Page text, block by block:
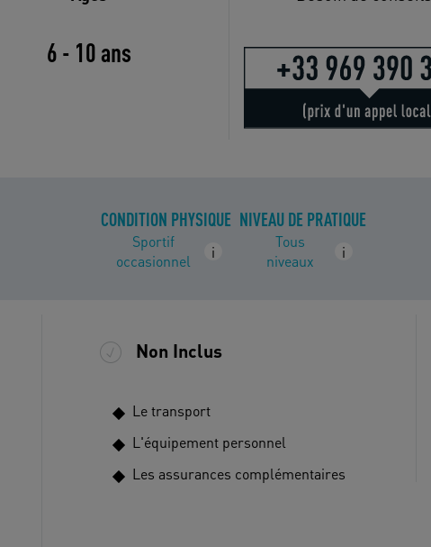
6 - 10 ans
CONDITION PHYSIQUE
Sportif
occasionnel
i
NIVEAU DE PRATIQUE
Tous
niveaux
i
Non Inclus
Le transport
L'équipement personnel
Les assurances complémentaires